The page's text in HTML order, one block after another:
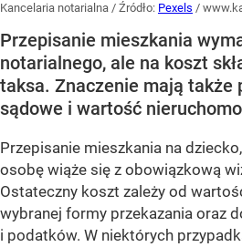
Kancelaria notarialna / Źródło: Pexels /
Przepisanie mieszkania
notarialnego, ale na koszt
taksa. Znaczenie mają także
sądowe i wartość
Przepisanie mieszkania na
osobę wiąże się z obowiązkową
Ostateczny koszt zależy od
wybranej formy przekazania oraz
i podatków. W niektórych